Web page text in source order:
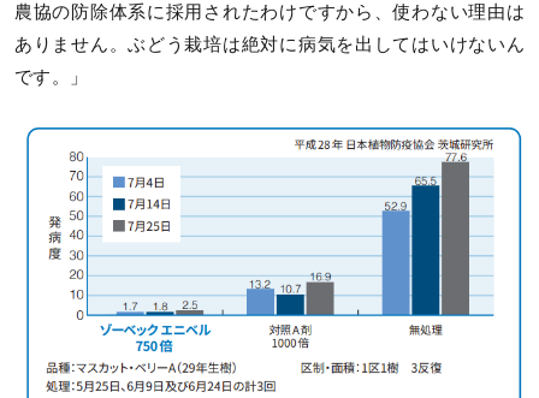
農協の防除体系に採用されたわけですから、使わない理由は
ありません。ぶどう栽培は絶対に病気を出してはいけないん
です。」